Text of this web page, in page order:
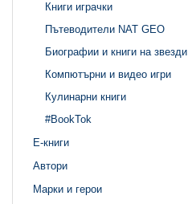
Книги играчки
Пътеводители NAT GEO
Биографии и книги на звезди
Компютърни и видео игри
Кулинарни книги
#BookTok
Е-книги
Автори
Марки и герои